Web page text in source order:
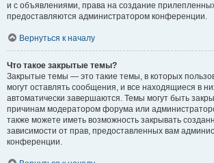
и с объявлениями, права на создание
предоставляются администратором конференции.
Вернуться к началу
Что такое закрытые темы?
Закрытые темы — это такие темы, в которых
могут оставлять сообщения, и все находящиеся в
автоматически завершаются. Темы могут быть
причинам модератором форума или
также можете иметь возможность закрывать
зависимости от прав, предоставленных вам
конференции.